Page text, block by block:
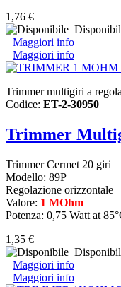
1,76 €
Maggiori info
Maggiori info
Trimmer multigiri a
Codice: ET-2-30950
Trimmer
Trimmer Cermet 20 giri
Modello: 89P
Regolazione orizzontale
Valore: 1 MOhm
Potenza: 0,75 Watt at
1,35 €
Maggiori info
Maggiori info